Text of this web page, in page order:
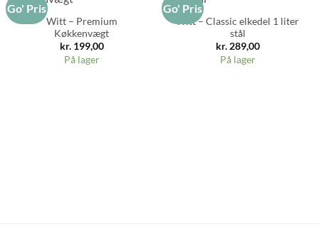
Go' Pris
Witt – Premium
Køkkenvægt
kr.199,00
På lager
Go' Pris
Witt – Classic elkedel 1 liter
stål
kr.289,00
På lager